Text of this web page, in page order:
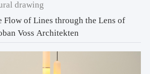
drawing
Flow of Lines through the Lens of
Voss Architekten